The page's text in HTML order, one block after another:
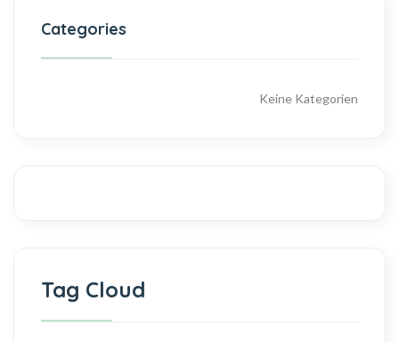
Categories
Keine Kategorien
Tag Cloud